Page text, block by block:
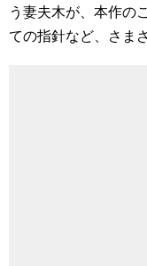
う妻夫木が、本作の
ての指針など、さま